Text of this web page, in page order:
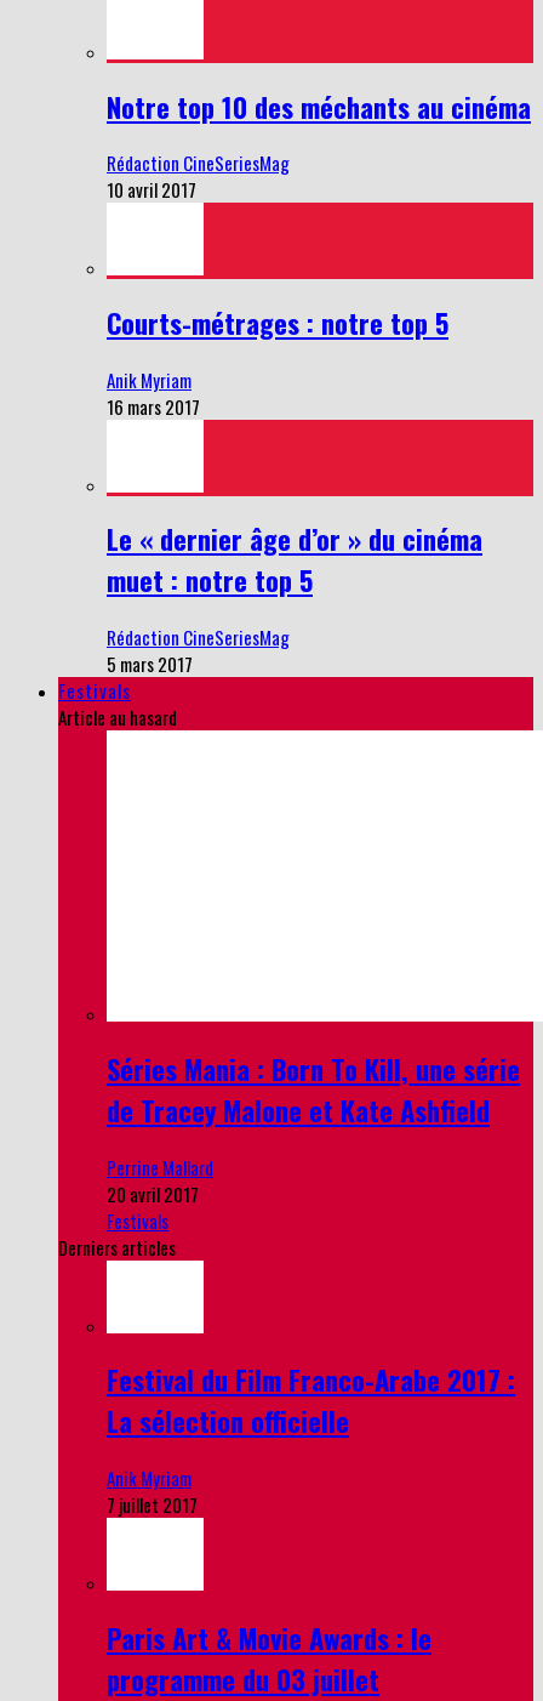
Notre top 10 des méchants au cinéma
Rédaction CineSeriesMag
10 avril 2017
Courts-métrages : notre top 5
Anik Myriam
16 mars 2017
Le « dernier âge d’or » du cinéma
muet : notre top 5
Rédaction CineSeriesMag
5 mars 2017
Festivals
Article au hasard
Séries Mania : Born To Kill, une série
de Tracey Malone et Kate Ashfield
Perrine Mallard
20 avril 2017
Festivals
Derniers articles
Festival du Film Franco-Arabe 2017 :
La sélection officielle
Anik Myriam
7 juillet 2017
Paris Art & Movie Awards : le
programme du 03 juillet